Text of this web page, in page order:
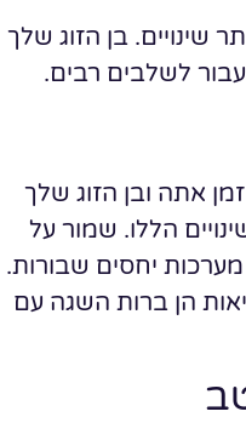
שינויים. בן הזוג שלך
לשלבים רבים.
אתה ובן הזוג שלך
הללו. שמור על
יחסים שבורות.
הן ברות השגה עם